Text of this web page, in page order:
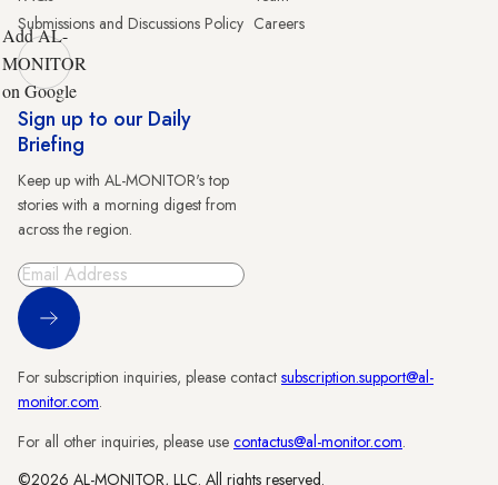
Submissions and Discussions Policy Careers
Add AL-
MONITOR
on Google
Sign up to our Daily
Briefing
Keep up with AL-MONITOR's top
stories with a morning digest from
across the region.
Sign Up
For subscription inquiries, please contact subscription.support@al-
monitor.com.
For all other inquiries, please use contactus@al-monitor.com.
©2026 AL-MONITOR, LLC. All rights reserved.